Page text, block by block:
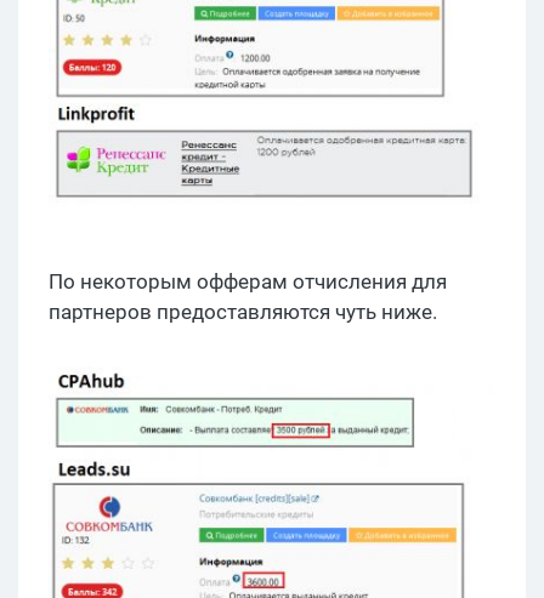
По некоторым офферам отчисления для
партнеров предоставляются чуть ниже.